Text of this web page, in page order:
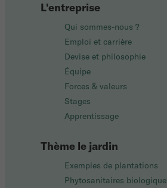
L'entreprise
Qui sommes-nous ?
Emploi et carrière
Devise et philosophie
Équipe
Forces & valeurs
Stages
Apprentissage
Thème le jardin
Exemples de plantations
Phytosanitaires biologique